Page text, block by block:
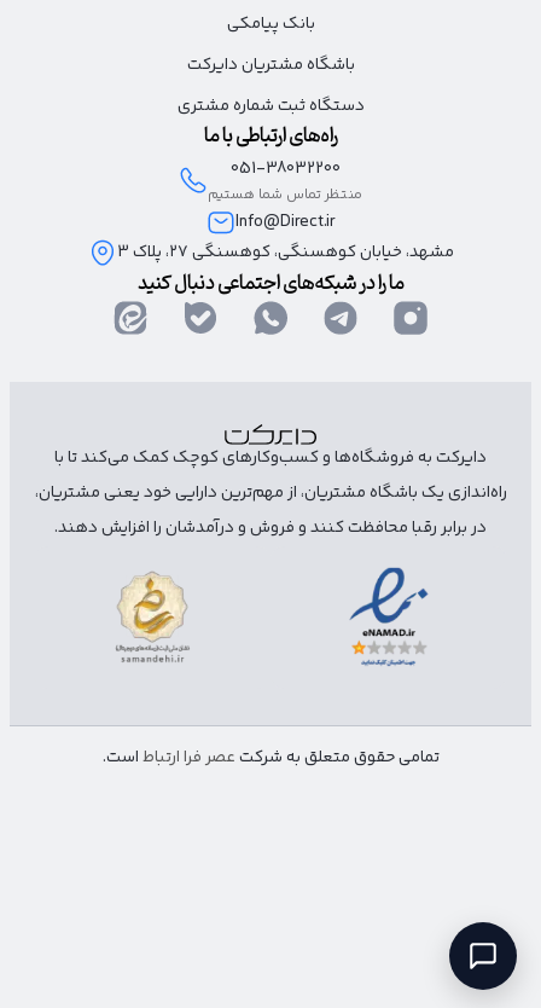
بانک پیامکی
باشگاه مشتریان دایرکت
دستگاه ثبت شماره مشتری
راه‌های ارتباطی با ما
051-38032200
منتظر تماس شما هستیم
Info@Direct.ir
مشهد، خیابان کوهسنگی، کوهسنگی ۲۷، پلاک 3
ما را در شبکه‌های اجتماعی دنبال کنید
دایرکت به فروشگاه‌ها و کسب‌وکارهای کوچک کمک می‌کند تا با
راه‌اندازی یک باشگاه مشتریان، از مهم‌ترین دارایی خود یعنی مشتریان،
در برابر رقبا محافظت کنند و فروش و درآمدشان را افزایش دهند.
تمامی حقوق متعلق به شرکتعصر فرا ارتباطاست.